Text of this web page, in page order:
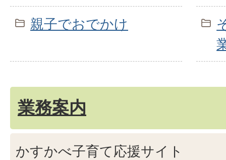
親子でおでかけ
業務案内
かすかべ子育て応援サイト